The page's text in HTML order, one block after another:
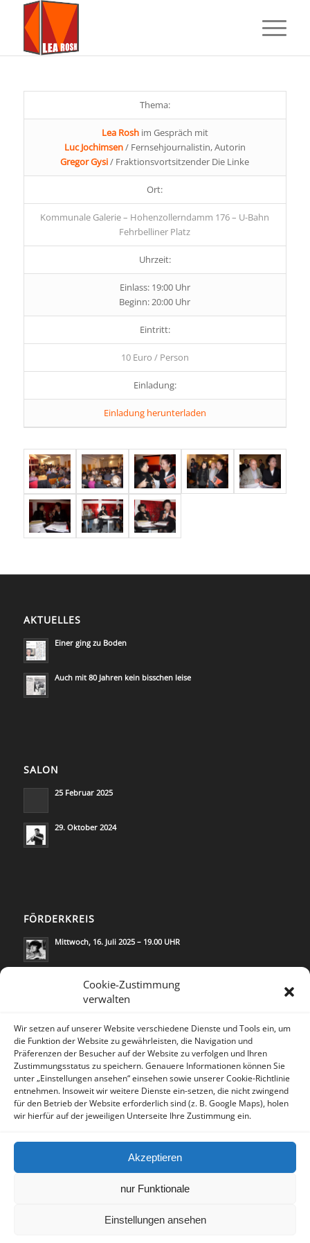
Cookie-Zustimmung
verwalten
Wir setzen auf unserer Website verschiedene Dienste und Tools ein, um
die Funktion der Website zu gewährleisten, die Navigation und
Präferenzen der Besucher auf der Website zu verfolgen und Ihren
Zustimmungsstatus zu speichern. Genauere Informationen können Sie
unter „Einstellungen ansehen“ einsehen sowie unserer Cookie-Richtlinie
entnehmen. Insoweit wir weitere Dienste ein-setzen, die nicht zwingend
für den Betrieb der Website erforderlich sind (z. B. Google Maps), holen
wir hierfür auf der jeweiligen Unterseite Ihre Zustimmung ein.
Akzeptieren
nur Funktionale
Einstellungen ansehen
Thema:
Lea Roshim Gespräch mit
Luc Jochimsen/ Fernsehjournalistin, Autorin
Gregor Gysi/ Fraktionsvortsitzender Die Linke
Ort:
Kommunale Galerie – Hohenzollerndamm 176 – U-Bahn
Fehrbelliner Platz
Uhrzeit:
Einlass: 19:00 Uhr
Beginn: 20:00 Uhr
Eintritt:
10 Euro / Person
Einladung:
Einladung herunterladen
AKTUELLES
Einer ging zu Boden
Auch mit 80 Jahren kein bisschen leise
SALON
25 Februar 2025
29. Oktober 2024
FÖRDERKREIS
Mittwoch, 16. Juli 2025 – 19.00 UHR
KONTAKT
Lea Rosh/Kommunikation & Medien
Trautenaustr.14
10717 Berlin/Deutschland